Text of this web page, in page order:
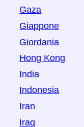
Gaza
Giappone
Giordania
Hong Kong
India
Indonesia
Iran
Iraq